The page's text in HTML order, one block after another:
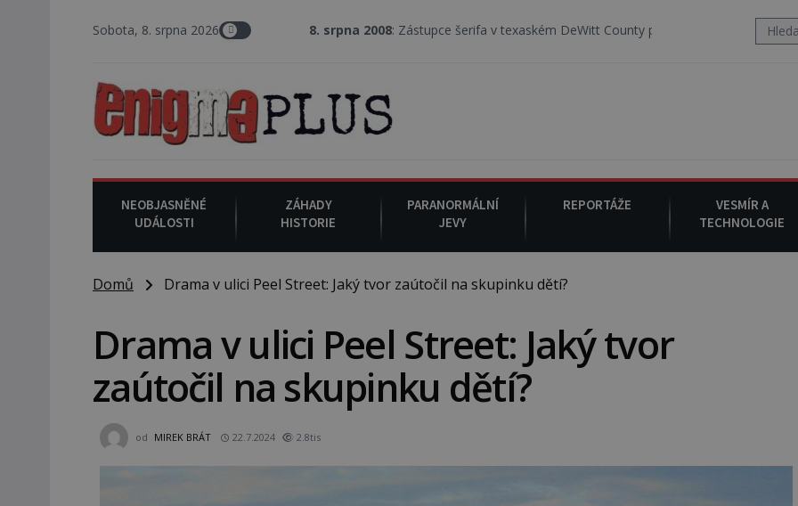
Sobota, 8. srpna 20268. srpna 2008 : Zástupce šerifa v texaském DeWitt County pořizuje video, na kterém před jeho vozem
NEOBJASNĚNÉ
UDÁLOSTI
ZÁHADY
HISTORIE
PARANORMÁLNÍ
JEVY
REPORTÁŽE
VESMÍR A
TECHNOLOGIE
Domů Drama v ulici Peel Street: Jaký tvor zaútočil na skupinku dětí?
Drama v ulici Peel Street: Jaký tvor
zaútočil na skupinku dětí?
od MIREK BRÁT 22.7.2024 2.8tis